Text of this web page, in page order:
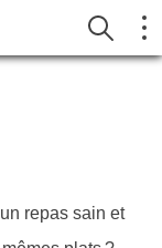
repas sain et